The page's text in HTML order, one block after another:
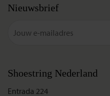
Nieuwsbrief
Shoestring Nederland
Entrada 224